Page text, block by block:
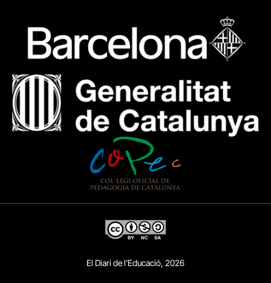
El Diari de l’Educació, 2026